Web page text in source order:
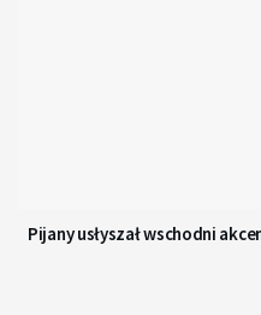
Pijany usłyszał wschodni